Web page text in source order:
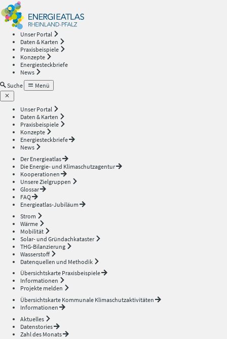
Unser Portal
Daten & Karten
Praxisbeispiele
Konzepte
Energiesteckbriefe
News
Suche
Menü
Unser Portal
Daten & Karten
Praxisbeispiele
Konzepte
Energiesteckbriefe
News
Der Energieatlas
Die Energie- und Klimaschutzagentur
Kooperationen
Unsere Zielgruppen
Glossar
FAQ
Energieatlas-Jubiläum
Strom
Wärme
Mobilität
Solar- und Gründachkataster
THG-Bilanzierung
Wasserstoff
Datenquellen und Methodik
Übersichtskarte Praxisbeispiele
Informationen
Projekte melden
Übersichtskarte Kommunale Klimaschutzaktivitäten
Informationen
Aktuelles
Datenstories
Zahl des Monats